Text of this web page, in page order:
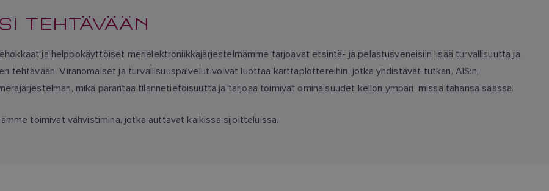
TEHTÄVÄÄN
ja helppokäyttöiset merielektroniikkajärjestelmämme tarjoavat etsintä- ja pelastusveneisiin lisää turvallisuutta ja
tehtävään. Viranomaiset ja turvallisuuspalvelut voivat luottaa karttaplottereihin, jotka yhdistävät tutkan, AIS:n,
mikä parantaa tilannetietoisuutta ja tarjoaa toimivat ominaisuudet kellon ympäri, missä tahansa säässä.
toimivat vahvistimina, jotka auttavat kaikissa sijoitteluissa.